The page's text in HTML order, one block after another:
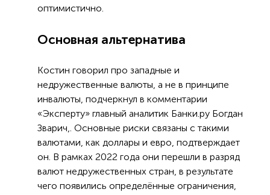
оптимистично.
Основная альтернатива
Костин говорил про западные и
недружественные валюты, а не в принципе
инвалюты, подчеркнул в комментарии
«Эксперту» главный аналитик Банки.ру Богдан
Зварич,. Основные риски связаны с такими
валютами, как доллары и евро, подтверждает
он. В рамках 2022 года они перешли в разряд
валют недружественных стран, в результате
чего появились определённые ограничения,